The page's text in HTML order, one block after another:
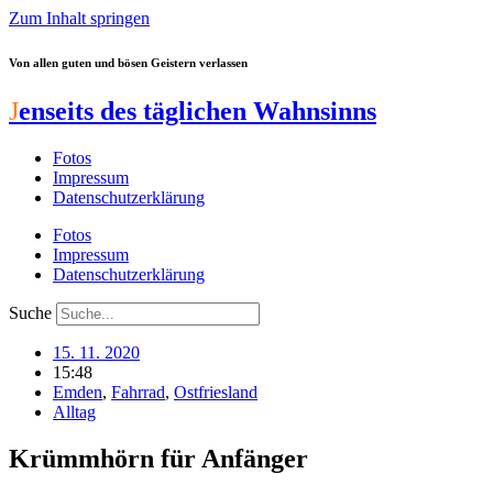
Zum Inhalt springen
Von allen guten und bösen Geistern verlassen
Jenseits des täglichen Wahnsinns
Fotos
Impressum
Datenschutzerklärung
Fotos
Impressum
Datenschutzerklärung
Suche
15. 11. 2020
15:48
Emden, Fahrrad, Ostfriesland
Alltag
Krümmhörn für Anfänger